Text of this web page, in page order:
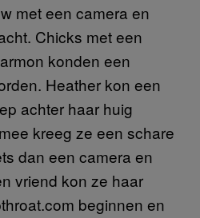
met een camera en
Chicks met een
konden een
Heather kon een
achter haar huig
kreeg ze een schare
dan een camera en
vriend kon ze haar
beginnen en